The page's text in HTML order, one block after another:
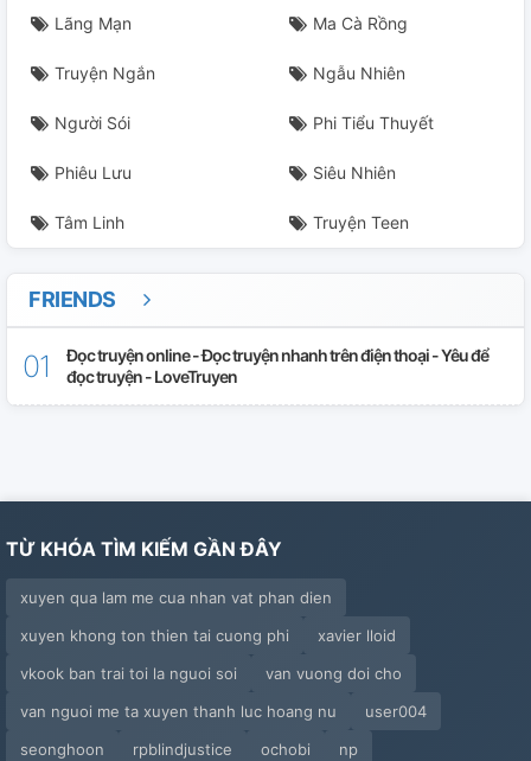
Lãng Mạn Ma Cà Rồng
Truyện Ngắn Ngẫu Nhiên
Người Sói Phi Tiểu Thuyết
Phiêu Lưu Siêu Nhiên
Tâm Linh Truyện Teen
FRIENDS
Đọc truyện online - Đọc truyện nhanh trên điện thoại - Yêu để
đọc truyện - LoveTruyen
TỪ KHÓA TÌM KIẾM GẦN ĐÂY
xuyen qua lam me cua nhan vat phan dien
xuyen khong ton thien tai cuong phi
xavier lloid
vkook ban trai toi la nguoi soi
van vuong doi cho
van nguoi me ta xuyen thanh luc hoang nu
user004
seonghoon
rpblindjustice ochobi
np